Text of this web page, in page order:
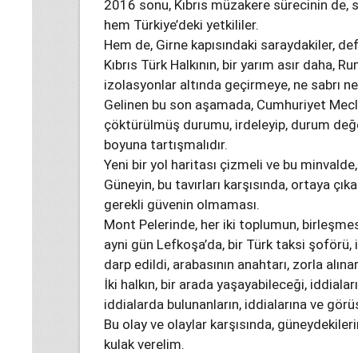
2016 sonu, Kıbrıs müzakere sürecinin de,
hem Türkiye’deki yetkililer.
Hem de, Girne kapısındaki saraydakiler,
Kıbrıs Türk Halkının, bir yarım asır daha,
izolasyonlar altında geçirmeye, ne sabrı
Gelinen bu son aşamada, Cumhuriyet
çöktürülmüş durumu, irdeleyip, durum
boyuna tartışmalıdır.
Yeni bir yol haritası çizmeli ve bu
Güneyin, bu tavırları karşısında, ortaya
gerekli güvenin olmaması.
Mont Pelerinde, her iki toplumun,
ayni gün Lefkoşa’da, bir Türk taksi
darp edildi, arabasının anahtarı, zorla
İki halkın, bir arada yaşayabileceği,
iddialarda bulunanların, iddialarına ve
Bu olay ve olaylar karşısında,
kulak verelim.